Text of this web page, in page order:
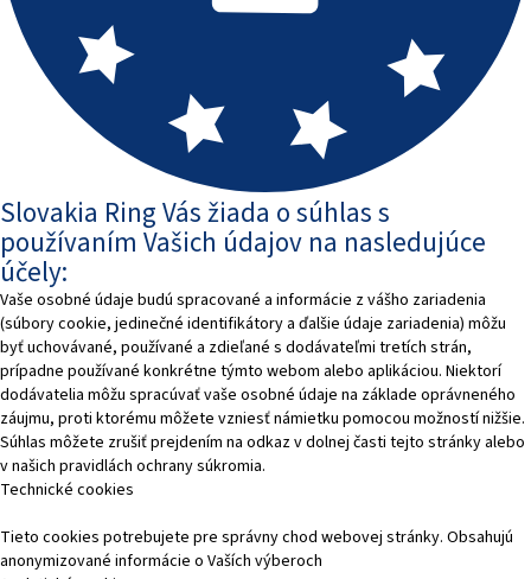
Slovakia Ring Vás žiada o súhlas s
používaním Vašich údajov na nasledujúce
účely:
Vaše osobné údaje budú spracované a informácie z vášho zariadenia
(súbory cookie, jedinečné identifikátory a ďalšie údaje zariadenia) môžu
byť uchovávané, používané a zdieľané s dodávateľmi tretích strán,
prípadne používané konkrétne týmto webom alebo aplikáciou. Niektorí
dodávatelia môžu spracúvať vaše osobné údaje na základe oprávneného
záujmu, proti ktorému môžete vzniesť námietku pomocou možností nižšie.
Súhlas môžete zrušiť prejdením na odkaz v dolnej časti tejto stránky alebo
v našich pravidlách ochrany súkromia.
Technické cookies
Tieto cookies potrebujete pre správny chod webovej stránky. Obsahujú
anonymizované informácie o Vaších výberoch